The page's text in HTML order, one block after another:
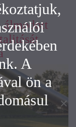
álmodott
A
ön a